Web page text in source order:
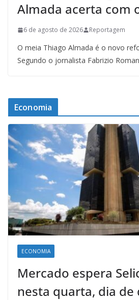
Almada acerta com
6 de agosto de 2026 Reportagem
O meia Thiago Almada é o novo
Segundo o jornalista Fabrizio
Economia
ECONOMIA
Mercado espera
nesta quarta, dia de